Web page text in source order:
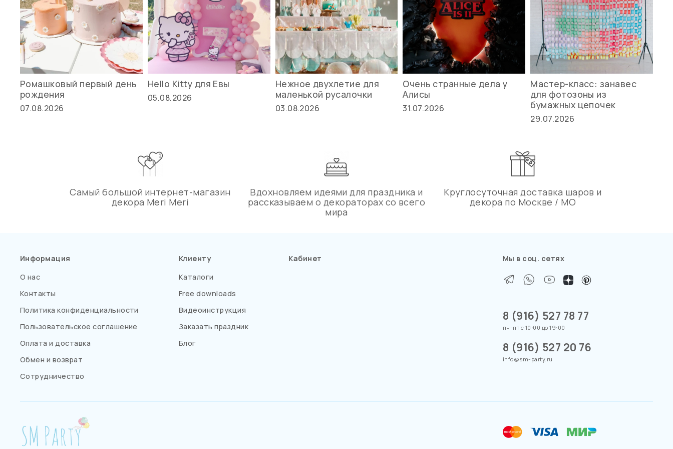
Ромашковый первый день
рождения
07.08.2026
Hello Kitty для Евы
05.08.2026
Нежное двухлетие для
маленькой русалочки
03.08.2026
Очень странные дела у
Алисы
31.07.2026
Мастер-класс: занавес
для фотозоны из
бумажных цепочек
29.07.2026
Самый большой интернет-магазин
декора Meri Meri
Вдохновляем идеями для праздника и
рассказываем о декораторах со всего
мира
Круглосуточная доставка шаров и
декора по Москве / МО
Информация
О нас
Контакты
Политика конфиденциальности
Пользовательское соглашение
Оплата и доставка
Обмен и возврат
Сотрудничество
Клиенту
Каталоги
Free downloads
Видеоинструкция
Заказать праздник
Блог
Кабинет Мы в соц. сетях
8 (916) 527 78 77
пн-пт с 10:00 до 19:00
8 (916) 527 20 76
info@sm-party.ru